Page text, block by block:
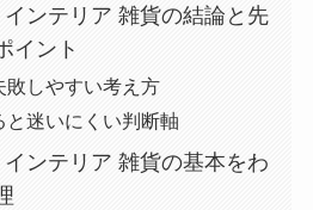
ンテリア 雑貨の結論と先
イント
敗しやすい考え方
と迷いにくい判断軸
ンテリア 雑貨の基本をわ